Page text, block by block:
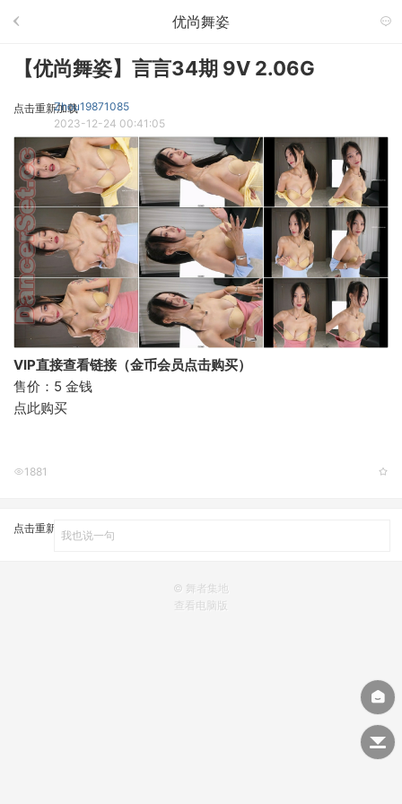
优尚舞姿
【优尚舞姿】言言34期 9V 2.06G
点击重新加载Zhou19871085
2023-12-24 00:41:05
VIP直接查看链接（金币会员点击购买）
售价：5 金钱
点此购买
1881
点击重新加载
© 舞者集地
查看电脑版